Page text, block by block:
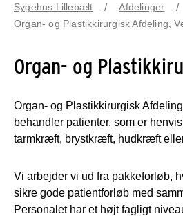
Sygehus Lillebælt Afdelinger
Organ- og Plastikkirurgisk Afdeling,
Organ- og
Organ- og Plastikkirurgisk
behandler patienter, som er
tarmkræft, brystkræft, hudkræft
Vi arbejder vi ud fra pakkeforløb,
sikre gode patientforløb med
Personalet har et højt fagligt